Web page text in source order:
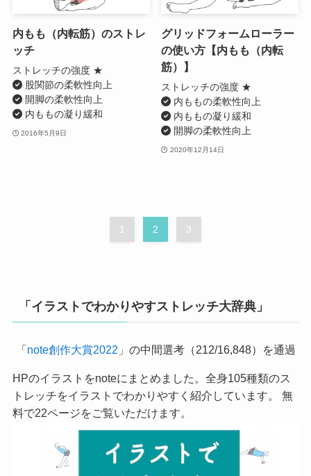
内もも（内転筋）のストレ
ッチ
ストレッチの強度 ★
股関節の柔軟性向上
開脚の柔軟性向上
内ももの凝り緩和
2016年5月9日
グリッドフォームローラー
の使い方【内もも（内転
筋）】
ストレッチの強度 ★
内ももの柔軟性向上
内ももの凝り緩和
開脚の柔軟性向上
2020年12月14日
1 2 3
「イラストでわかりやすストレッチ大辞典」
「note創作大賞2022 」の中間選考（212/16,848）を通過
HPのイラストをnoteにまとめました。全身105種類のス
トレッチをイラストでわかりやすく紹介しています。 無
料で22ページをご覧いただけます。